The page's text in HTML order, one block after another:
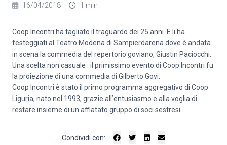
16/04/2018 1 min
Coop Incontri ha tagliato il traguardo dei 25 anni. E li ha
festeggiati al Teatro Modena di Sampierdarena dove è andata
in scena la commedia del repertorio goviano, Giustin Paciocchi.
Una scelta non casuale : il primissimo evento di Coop Incontri fu
la proiezione di una commedia di Gilberto Govi.
Coop Incontri è stato il primo programma aggregativo di Coop
Liguria, nato nel 1993, grazie all’entusiasmo e alla voglia di
restare insieme di un affiatato gruppo di soci sestresi.
Condividi con: